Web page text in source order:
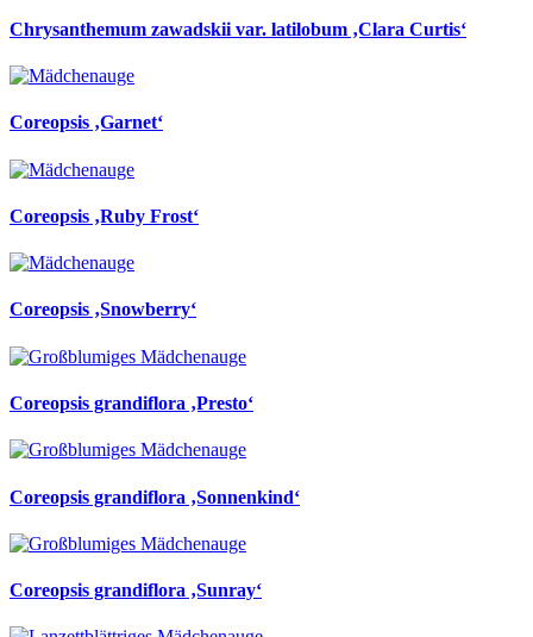
Chrysanthemum zawadskii var. latilobum ‚Clara Curtis‘
Coreopsis ‚Garnet‘
Coreopsis ‚Ruby Frost‘
Coreopsis ‚Snowberry‘
Coreopsis grandiflora ‚Presto‘
Coreopsis grandiflora ‚Sonnenkind‘
Coreopsis grandiflora ‚Sunray‘